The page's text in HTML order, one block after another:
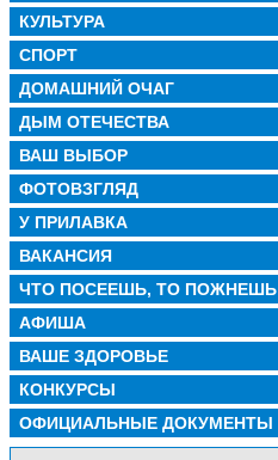
КУЛЬТУРА
СПОРТ
ДОМАШНИЙ ОЧАГ
ДЫМ ОТЕЧЕСТВА
ВАШ ВЫБОР
ФОТОВЗГЛЯД
У ПРИЛАВКА
ВАКАНСИЯ
ЧТО ПОСЕЕШЬ, ТО ПОЖНЕШЬ
АФИША
ВАШЕ ЗДОРОВЬЕ
КОНКУРСЫ
ОФИЦИАЛЬНЫЕ ДОКУМЕНТЫ